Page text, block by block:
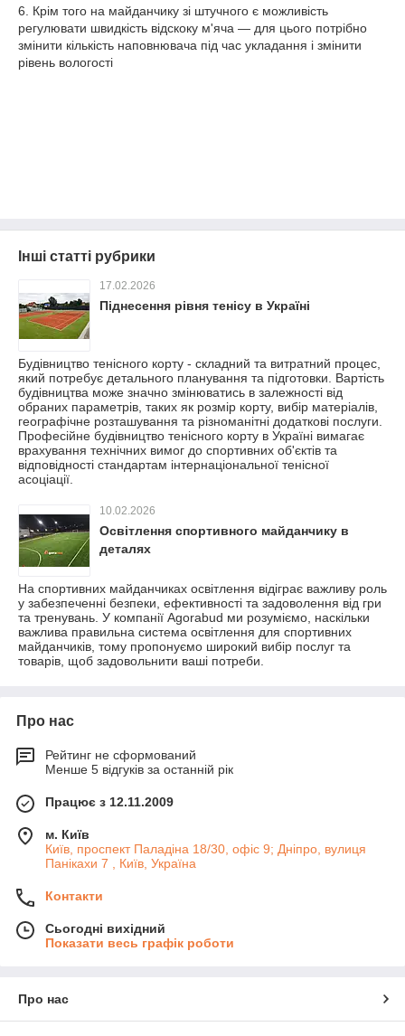
6. Крім того на майданчику зі штучного є можливість
регулювати швидкість відскоку м'яча ― для цього потрібно
змінити кількість наповнювача під час укладання і змінити
рівень вологості
Інші статті рубрики
17.02.2026
Піднесення рівня тенісу в Україні
Будівництво тенісного корту - складний та витратний процес,
який потребує детального планування та підготовки. Вартість
будівництва може значно змінюватись в залежності від
обраних параметрів, таких як розмір корту, вибір матеріалів,
географічне розташування та різноманітні додаткові послуги.
Професійне будівництво тенісного корту в Україні вимагає
врахування технічних вимог до спортивних об'єктів та
відповідності стандартам інтернаціональної тенісної
асоціації.
10.02.2026
Освітлення спортивного майданчику в
деталях
На спортивних майданчиках освітлення відіграє важливу роль
у забезпеченні безпеки, ефективності та задоволення від гри
та тренувань. У компанії Agorabud ми розуміємо, наскільки
важлива правильна система освітлення для спортивних
майданчиків, тому пропонуємо широкий вибір послуг та
товарів, щоб задовольнити ваші потреби.
Про нас
Рейтинг не сформований
Менше 5 відгуків за останній рік
Працює з 12.11.2009
м. Київ
Київ, проспект Паладіна 18/30, офіс 9; Дніпро, вулиця
Панікахи 7 , Київ, Україна
Контакти
Сьогодні вихідний
Показати весь графік роботи
Про нас